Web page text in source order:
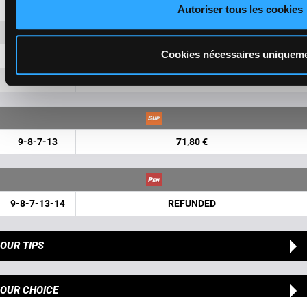
Autoriser tous les cookies
Cookies nécessaires
2,40 €
8-7 2,40 €
2,40 €
9-8-7-13 71,80 €
9-8-7-13-14 REFUNDED
OUR TIPS
OUR CHOICE